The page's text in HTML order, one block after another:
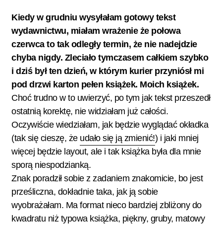
Kiedy w grudniu wysyłałam gotowy tekst
wydawnictwu, miałam wrażenie że połowa
czerwca to tak odległy termin, że nie nadejdzie
chyba nigdy. Zleciało tymczasem całkiem szybko
i dziś był ten dzień, w którym kurier przyniósł mi
pod drzwi karton pełen książek. Moich książek.
Choć trudno w to uwierzyć, po tym jak tekst przeszedł
ostatnią korektę, nie widziałam już całości.
Oczywiście wiedziałam, jak będzie wyglądać okładka
(tak się cieszę, że udało się ją zmienić!) i jaki mniej
więcej będzie layout, ale i tak książka była dla mnie
sporą niespodzianką.
Znak poradził sobie z zadaniem znakomicie, bo jest
prześliczna, dokładnie taka, jak ją sobie
wyobrażałam. Ma format nieco bardziej zbliżony do
kwadratu niż typowa książka, piękny, gruby, matowy